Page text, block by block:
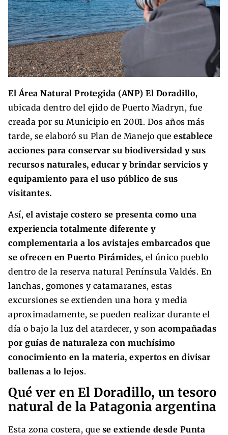
El Área Natural Protegida (ANP) El Doradillo,
ubicada dentro del ejido de Puerto Madryn, fue
creada por su Municipio en 2001. Dos años más
tarde, se elaboró su Plan de Manejo que establece
acciones para conservar su biodiversidad y sus
recursos naturales, educar y brindar servicios y
equipamiento para el uso público de sus
visitantes.
Así, el avistaje costero se presenta como una
experiencia totalmente diferente y
complementaria a los avistajes embarcados que
se ofrecen en Puerto Pirámides, el único pueblo
dentro de la reserva natural Península Valdés. En
lanchas, gomones y catamaranes, estas
excursiones se extienden una hora y media
aproximadamente, se pueden realizar durante el
día o bajo la luz del atardecer, y son acompañadas
por guías de naturaleza con muchísimo
conocimiento en la materia, expertos en divisar
ballenas a lo lejos.
Qué ver en El Doradillo, un tesoro
natural de la Patagonia argentina
Esta zona costera, que se extiende desde Punta